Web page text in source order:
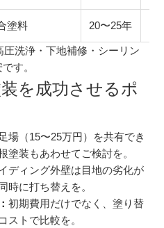
塗料 20〜25年
洗浄・下地補修・シーリン
す。
を成功させるポ
足場（15〜25万円）を共有でき
塗装 もあわせてご検討を。
ディング外壁は目地の劣化が
時に打ち替えを。
初期費用だけでなく、塗り替
ストで比較を。